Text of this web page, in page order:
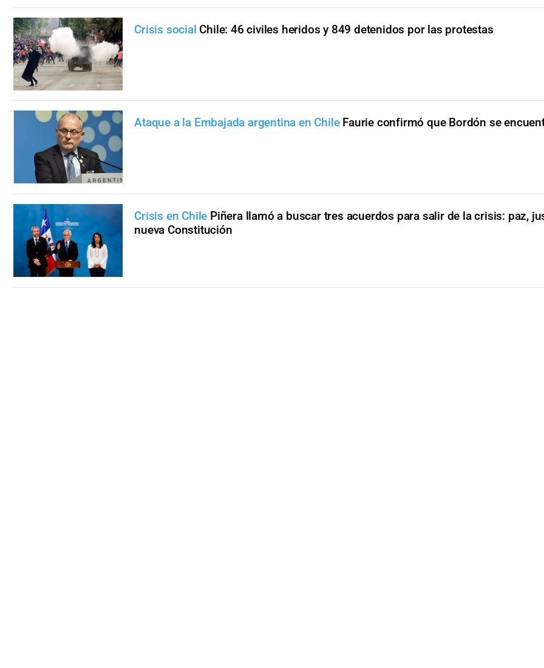
Crisis social Chile: 46 civiles heridos y 849 detenidos por las protestas
Ataque a la Embajada argentina en Chile Faurie confirmó que Bordón se
Crisis en Chile Piñera llamó a buscar tres acuerdos para salir de la crisis: paz,
nueva Constitución